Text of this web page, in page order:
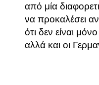
από μία
να προκαλέσει
ότι δεν είναι
αλλά και οι